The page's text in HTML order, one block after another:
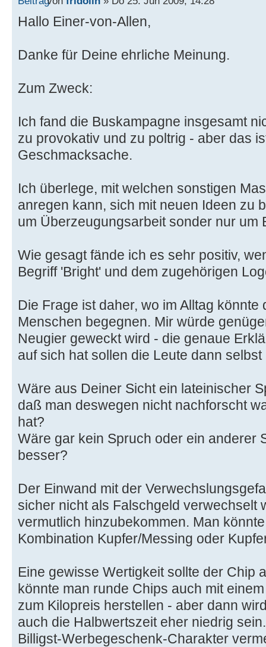
Hallo Einer-von-Allen,
Danke für Deine ehrliche Meinung.
Zum Zweck:
Ich fand die Buskampagne insgesamt
zu provokativ und zu poltrig - aber das
Geschmacksache.
Ich überlege, mit welchen sonstigen
anregen kann, sich mit neuen Ideen zu
um Überzeugungsarbeit sonder nur um
Wie gesagt fände ich es sehr positiv,
Begriff 'Bright' und dem zugehörigen
Die Frage ist daher, wo im Alltag könnte
Menschen begegnen. Mir würde
Neugier geweckt wird - die genaue
auf sich hat sollen die Leute dann
Wäre aus Deiner Sicht ein lateinischer
daß man deswegen nicht nachforscht
hat?
Wäre gar kein Spruch oder ein anderer
besser?
Der Einwand mit der
sicher nicht als Falschgeld verwechselt
vermutlich hinzubekommen. Man
Kombination Kupfer/Messing oder
Eine gewisse Wertigkeit sollte der Chip
könnte man runde Chips auch mit
zum Kilopreis herstellen - aber dann
auch die Halbwertszeit eher niedrig
Billigst-Werbegeschenk-Charakter